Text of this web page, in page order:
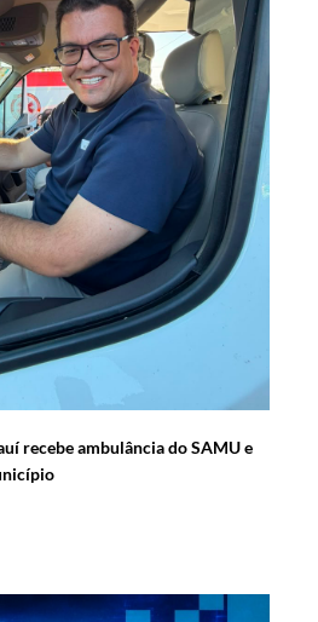
recebe ambulância do SAMU e